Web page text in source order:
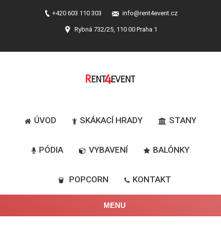
+420 603 110 303 info@rent4event.cz
Rybná 732/25, 110 00 Praha 1
ÚVOD SKÁKACÍ HRADY STANY
PÓDIA VYBAVENÍ BALÓNKY
POPCORN KONTAKT
MENU